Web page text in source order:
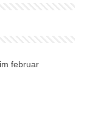
februar